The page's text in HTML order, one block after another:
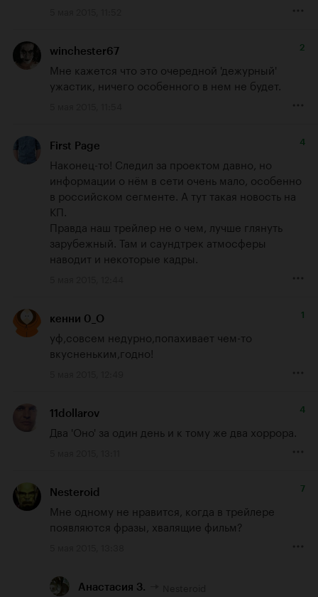
winchester67 2
Мне кажется что это очередной 'дежурный'
ужастик, ничего особенного в нем не будет.
First Page 4
Наконец-то! Следил за проектом давно, но
информации о нём в сети очень мало, особенно
в российском сегменте. А тут такая новость на
КП.
Правда наш трейлер не о чем, лучше глянуть
зарубежный. Там и саундтрек атмосферы
наводит и некоторые кадры.
кенни 0_О 1
уф,совсем недурно,попахивает чем-то
вкусненьким,годно!
11dollarov 4
Два 'Оно' за один день и к тому же два хоррора.
Nesteroid 7
Мне одному не нравится, когда в трейлере
появляются фразы, хвалящие фильм?
Анастасия З.